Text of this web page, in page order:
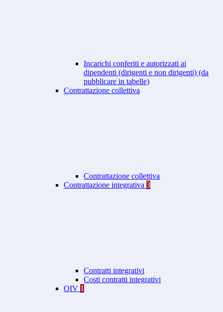
Incarichi conferiti e autorizzati ai
dipendenti (dirigenti e non dirigenti) (da
pubblicare in tabelle)
Contrattazione collettiva
Contrattazione collettiva
Contrattazione integrativa 3
Contratti integrativi
Costi contratti integrativi
OIV 1